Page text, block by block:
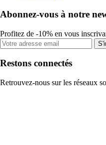
Abonnez-vous à notre
Profitez de -10% en vous
Restons connectés
Retrouvez-nous sur les réseaux